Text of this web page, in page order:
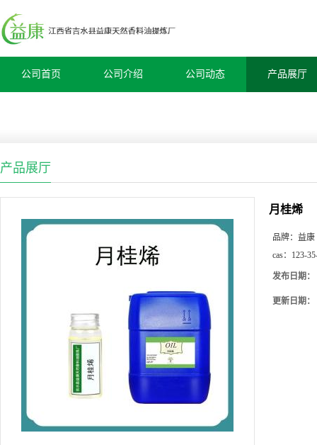
公司首页 公司介绍 公司动态 产品展厅
产品展厅
月桂烯
品牌： 益康
cas： 123-
发布日期：
更新日期：